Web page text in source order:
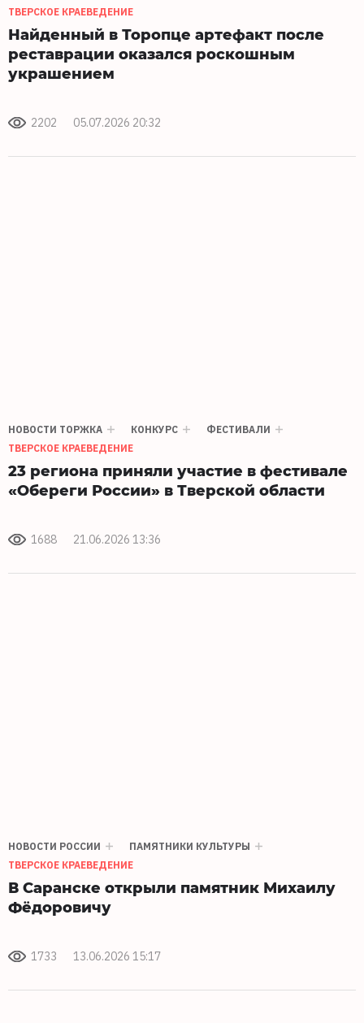
ТВЕРСКОЕ КРАЕВЕДЕНИЕ
Найденный в Торопце артефакт после
реставрации оказался роскошным
украшением
2202 05.07.2026 20:32
НОВОСТИ ТОРЖКА КОНКУРС
ФЕСТИВАЛИ
ТВЕРСКОЕ КРАЕВЕДЕНИЕ
23 региона приняли участие в фестивале
«Обереги России» в Тверской области
1688 21.06.2026 13:36
НОВОСТИ РОССИИ
ПАМЯТНИКИ КУЛЬТУРЫ
ТВЕРСКОЕ КРАЕВЕДЕНИЕ
В Саранске открыли памятник Михаилу
Фёдоровичу
1733 13.06.2026 15:17